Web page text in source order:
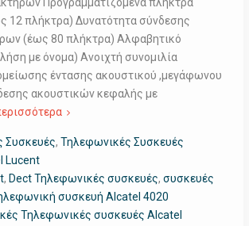
Προγραμματιζόμενα πλήκτρα
12 πλήκτρα) Δυνατότητα σύνδεσης
(έως 80 πλήκτρα) Αλφαβητικό
με όνομα) Ανοιχτή συνομιλία
έντασης ακουστικού ,μεγάφωνου
ακουστικών κεφαλής με
Συσκευές, Τηλεφωνικές Συσκευές
Lucent
, Dect Τηλεφωνικές συσκευές, συσκευές
συσκευή Alcatel 4020
Τηλεφωνικές συσκευές Alcatel